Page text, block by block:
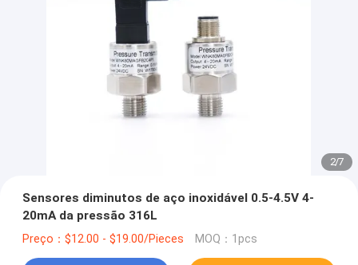
2/7
Sensores diminutos de aço inoxidável 0.5-4.5V 4-
20mA da pressão 316L
Preço：$12.00 - $19.00/Pieces MOQ：1pcs